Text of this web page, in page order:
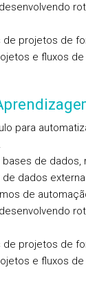
de projetos de
e fluxos de
para
bases de
dados
de
de projetos de
e fluxos de